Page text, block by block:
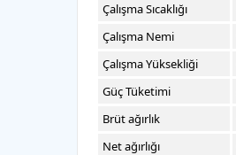
Çalışma Sıcaklığı
Çalışma Nemi
Çalışma Yüksekliği
Güç Tüketimi
Brüt ağırlık
Net ağırlığı